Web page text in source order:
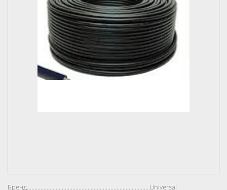
Бренд..................................................................................Universal